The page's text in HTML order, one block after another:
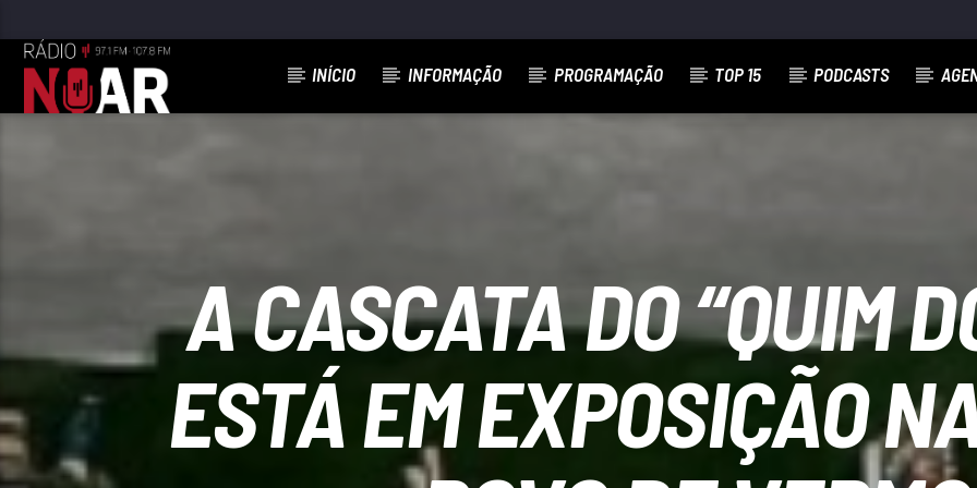
INÍCIO INFORMAÇÃO PROGRAMAÇÃO TOP 15 PODCASTS
A CASCATA DO “QUIM
ESTÁ EM EXPOSIÇÃO